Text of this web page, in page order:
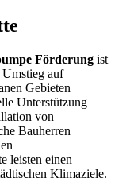
Förderung ist
auf
Gebieten
Unterstützung
von
Bauherren
leisten einen
Klimaziele.